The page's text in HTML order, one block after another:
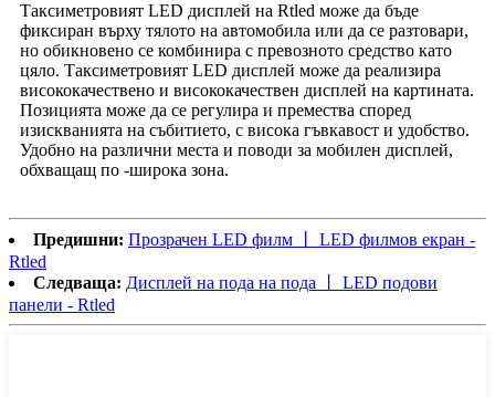
Таксиметровият LED дисплей на Rtled може да бъде
фиксиран върху тялото на автомобила или да се разтовари,
но обикновено се комбинира с превозното средство като
цяло. Таксиметровият LED дисплей може да реализира
висококачествено и висококачествен дисплей на картината.
Позицията може да се регулира и премества според
изискванията на събитието, с висока гъвкавост и удобство.
Удобно на различни места и поводи за мобилен дисплей,
обхващащ по -широка зона.
Предишни: Прозрачен LED филм 丨 LED филмов екран -
Rtled
Следваща: Дисплей на пода на пода 丨 LED подови
панели - Rtled